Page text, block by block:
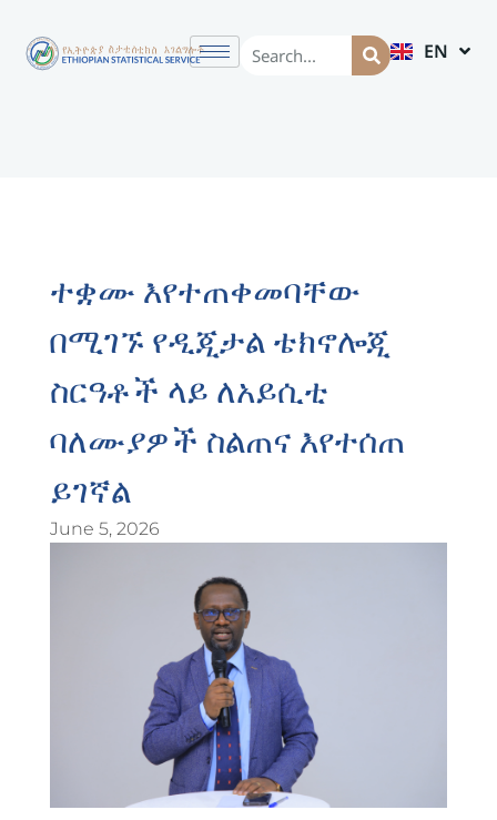
EN
AM
ተቋሙ እየተጠቀመባቸው
በሚገኙ የዲጂታል ቴክኖሎጂ
ስርዓቶች ላይ ለአይሲቲ
ባለሙያዎች ስልጠና እየተሰጠ
ይገኛል
June 5, 2026